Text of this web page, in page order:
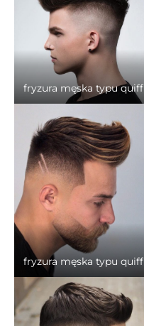
fryzura męska typu quiff
fryzura męska typu quiff